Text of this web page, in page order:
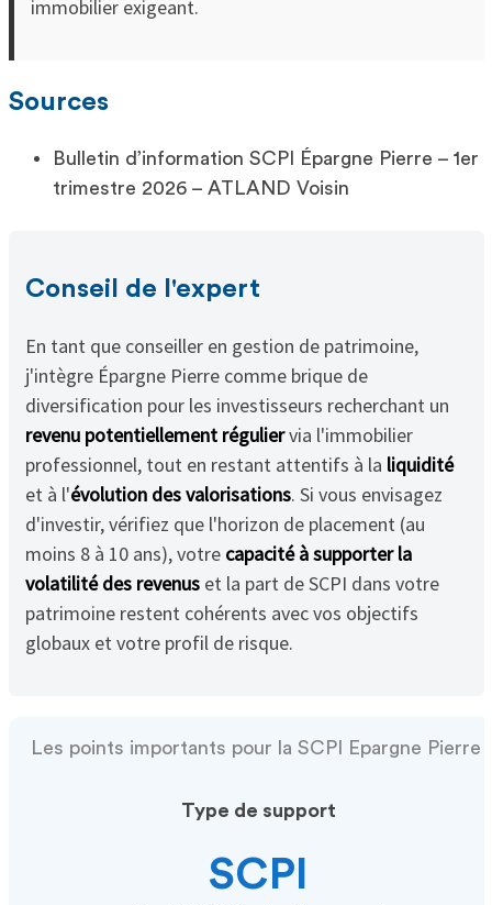
immobilier exigeant.
Sources
Bulletin d’information SCPI Épargne Pierre – 1er
trimestre 2026 – ATLAND Voisin
Conseil de l'expert
En tant que conseiller en gestion de patrimoine,
j'intègre Épargne Pierre comme brique de
diversification pour les investisseurs recherchant un
revenu potentiellement réguliervia l'immobilier
professionnel, tout en restant attentifs à la liquidité
et à l'évolution des valorisations. Si vous envisagez
d'investir, vérifiez que l'horizon de placement (au
moins 8 à 10 ans), votre capacité à supporter la
volatilité des revenuset la part de SCPI dans votre
patrimoine restent cohérents avec vos objectifs
globaux et votre profil de risque.
Les points importants pour la SCPI Epargne Pierre
Type de support
SCPI